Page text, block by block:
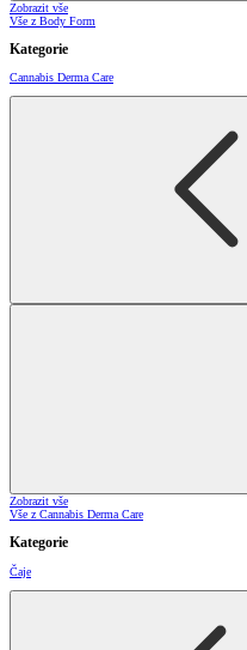
Zobrazit vše
Vše z Body Form
Kategorie
Cannabis Derma Care
Zobrazit vše
Vše z Cannabis Derma Care
Kategorie
Čaje